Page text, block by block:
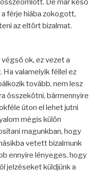
De már késő
férje hiába zokogott,
az eltört bizalmat.
ok, ez vezet a
valamelyik féllel ez
tovább, nem lesz
összekötni, bármennyire
úton el lehet jutni
mégis külön
magunkban, hogy
vetett bizalmunk
ennyire lényeges, hogy
jelzéseket küldjünk a